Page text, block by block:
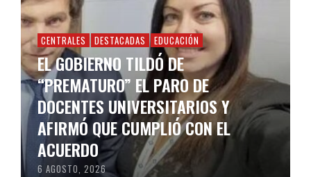
CENTRALES DESTACADAS EDUCACIÓN
EL GOBIERNO TILDÓ DE
“PREMATURO” EL PARO DE
DOCENTES UNIVERSITARIOS Y
AFIRMÓ QUE CUMPLIÓ CON EL
ACUERDO
6 AGOSTO, 2026